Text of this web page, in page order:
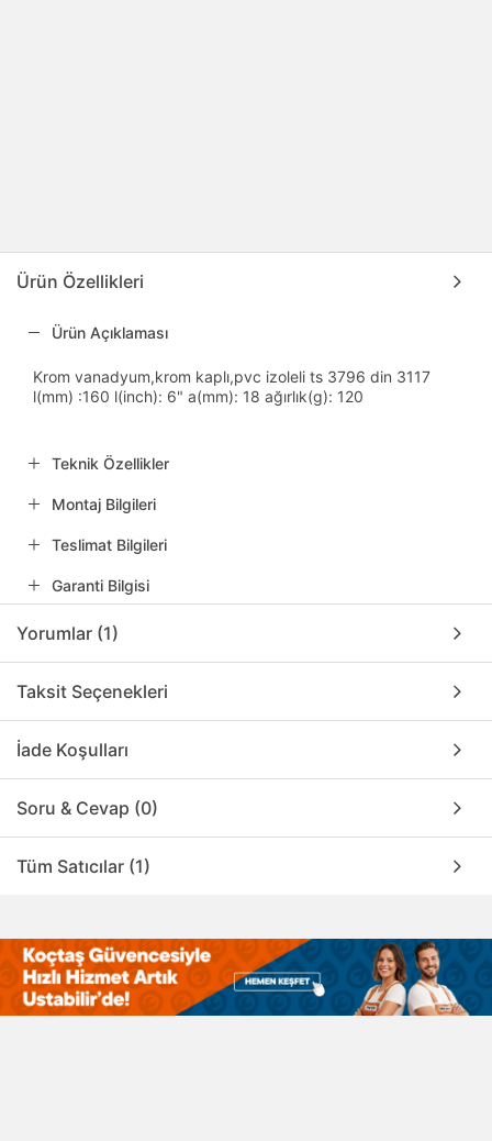
Ürün Özellikleri
Ürün Açıklaması
Krom vanadyum,krom kaplı,pvc izoleli ts 3796 din 3117
l(mm) :160 l(inch): 6" a(mm): 18 ağırlık(g): 120
Teknik Özellikler
Montaj Bilgileri
Teslimat Bilgileri
Garanti Bilgisi
Yorumlar (1)
Taksit Seçenekleri
İade Koşulları
Soru & Cevap (0)
Tüm Satıcılar (1)